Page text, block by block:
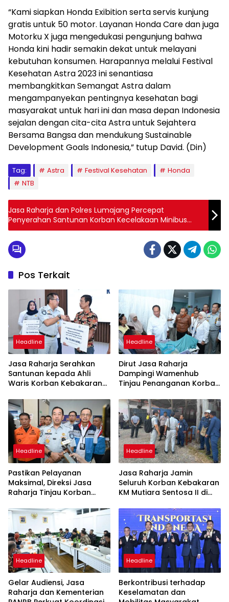
“Kami siapkan Honda Exibition serta servis kunjung
gratis untuk 50 motor. Layanan Honda Care dan juga
Motorku X juga mengedukasi pengunjung bahwa
Honda kini hadir semakin dekat untuk melayani
kebutuhan konsumen. Harapannya melalui Festival
Kesehatan Astra 2023 ini senantiasa
membangkitkan Semangat Astra dalam
mengampanyekan pentingnya kesehatan bagi
masyarakat untuk hari ini dan masa depan Indonesia
sejalan dengan cita-cita Astra untuk Sejahtera
Bersama Bangsa dan mendukung Sustainable
Development Goals Indonesia,” tutup David. (Din)
Tag: Astra Festival Kesehatan
Honda
NTB
Jasa Raharja dan Polres Lumajang Percepat
Penyerahan Santunan Korban Kecelakaan Minibus
yang Tertabrak Kereta Api di Lumajang
Pos Terkait
Headline
Jasa Raharja Serahkan
Santunan kepada Ahli
Waris Korban Kebakaran
Headline
Dirut Jasa Raharja
Dampingi Wamenhub
Tinjau Penanganan Korban
PHC Surabaya
Headline
Pastikan Pelayanan
Maksimal, Direksi Jasa
Raharja Tinjau Korban
Sentosa II
Headline
Jasa Raharja Jamin
Seluruh Korban Kebakaran
KM Mutiara Sentosa II di
Headline
Gelar Audiensi, Jasa
Raharja dan Kementerian
Headline
Berkontribusi terhadap
Keselamatan dan